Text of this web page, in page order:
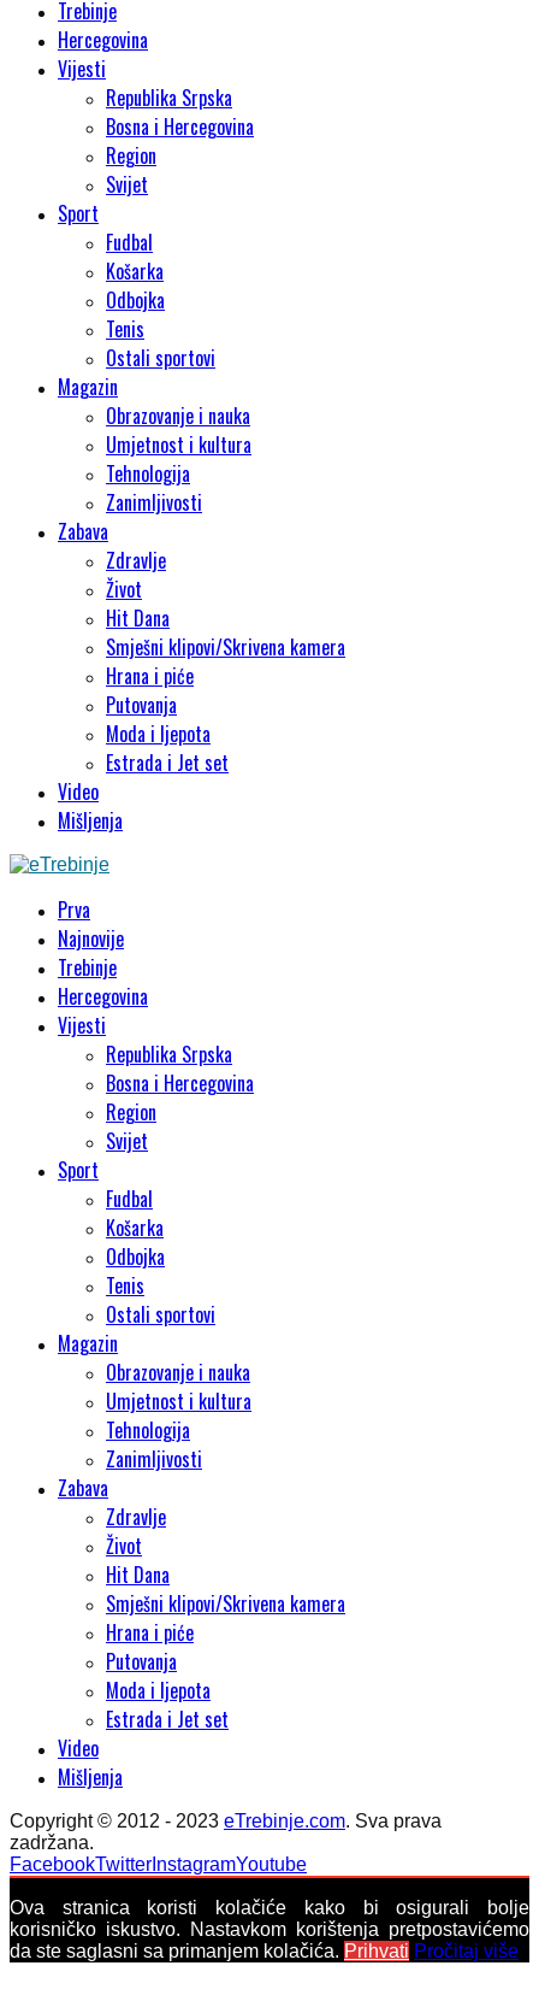
Trebinje
Hercegovina
Vijesti
Republika Srpska
Bosna i Hercegovina
Region
Svijet
Sport
Fudbal
Košarka
Odbojka
Tenis
Ostali sportovi
Magazin
Obrazovanje i nauka
Umjetnost i kultura
Tehnologija
Zanimljivosti
Zabava
Zdravlje
Život
Hit Dana
Smješni klipovi/Skrivena kamera
Hrana i piće
Putovanja
Moda i ljepota
Estrada i Jet set
Video
Mišljenja
Prva
Najnovije
Trebinje
Hercegovina
Vijesti
Republika Srpska
Bosna i Hercegovina
Region
Svijet
Sport
Fudbal
Košarka
Odbojka
Tenis
Ostali sportovi
Magazin
Obrazovanje i nauka
Umjetnost i kultura
Tehnologija
Zanimljivosti
Zabava
Zdravlje
Život
Hit Dana
Smješni klipovi/Skrivena kamera
Hrana i piće
Putovanja
Moda i ljepota
Estrada i Jet set
Video
Mišljenja
Copyright © 2012 - 2023 eTrebinje.com. Sva prava
zadržana.
FacebookTwitter InstagramYoutube
Ova stranica koristi kolačiće kako bi osigurali bolje
korisničko iskustvo. Nastavkom korištenja pretpostavićemo
da ste saglasni sa primanjem kolačića. Prihvati Pročitaj više